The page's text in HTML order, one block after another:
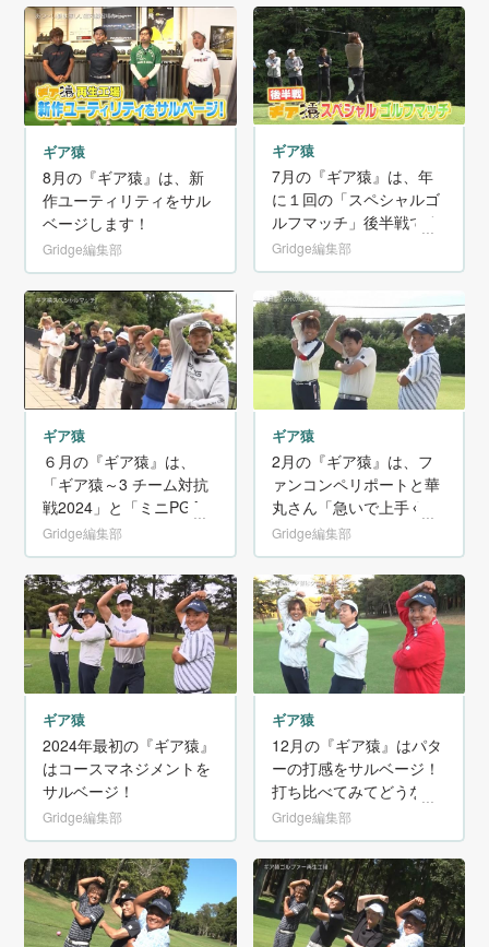
ギア猿
8月の『ギア猿』は、新
作ユーティリティをサル
ベージします！
Gridge編集部
ギア猿
7月の『ギア猿』は、年
に１回の「スペシャルゴ
ルフマッチ」後半戦です
Gridge編集部
ギア猿
６月の『ギア猿』は、
「ギア猿～3 チーム対抗
戦2024」と「ミニPGAシ
ョー」です。
Gridge編集部
ギア猿
2月の『ギア猿』は、フ
ァンコンペリポートと華
丸さん「急いで上手くな
りたい！」の拡大版！
Gridge編集部
ギア猿
2024年最初の『ギア猿』
はコースマネジメントを
サルベージ！
Gridge編集部
ギア猿
12月の『ギア猿』はパタ
ーの打感をサルベージ！
打ち比べてみてどうな
の？
Gridge編集部